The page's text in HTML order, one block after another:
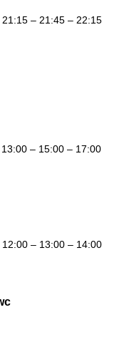
– 21:45 – 22:15
– 15:00 – 17:00
– 13:00 – 14:00